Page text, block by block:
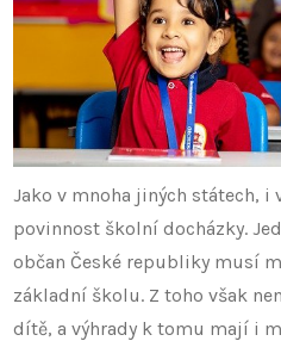
Jako v mnoha jiných státech,
povinnost školní docházky.
občan České republiky musí
základní školu. Z toho však
dítě, a výhrady k tomu mají i